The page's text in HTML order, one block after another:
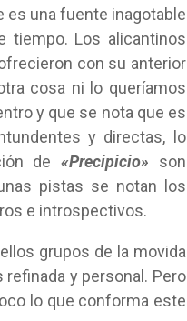
es una fuente inagotable
tiempo. Los alicantinos
con su anterior
cosa ni lo queríamos
y que se nota que es
y directas, lo
de«Precipicio» son
pistas se notan los
e introspectivos.
grupos de la movida
y personal. Pero
lo que conforma este